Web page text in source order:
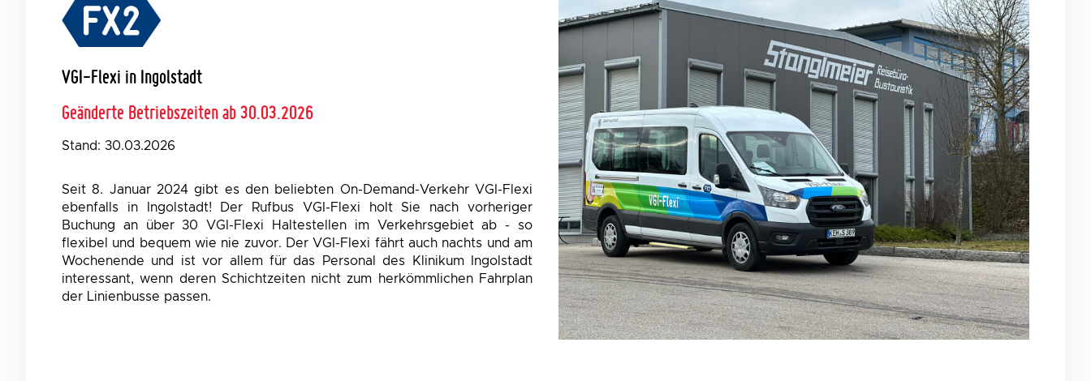
VGI-Flexi in Ingolstadt
Geänderte Betriebszeiten ab 30.03.2026
Stand: 30.03.2026
Seit 8. Januar 2024 gibt es den beliebten On-Demand-Verkehr VGI-Flexi
ebenfalls in Ingolstadt! Der Rufbus VGI-Flexi holt Sie nach vorheriger
Buchung an über 30 VGI-Flexi Haltestellen im Verkehrsgebiet ab - so
flexibel und bequem wie nie zuvor. Der VGI-Flexi fährt auch nachts und am
Wochenende und ist vor allem für das Personal des Klinikum Ingolstadt
interessant, wenn deren Schichtzeiten nicht zum herkömmlichen Fahrplan
der Linienbusse passen.